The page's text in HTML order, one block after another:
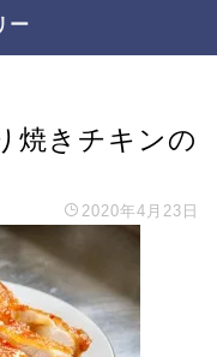
ー
焼きチキンの
2020年4月23日